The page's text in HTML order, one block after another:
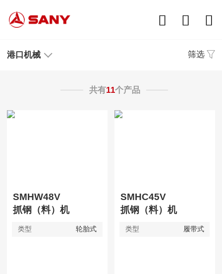
港口机械 筛选
共有11个产品
SMHW48V
抓钢（料）机
类型 轮胎式
SMHC45V
抓钢（料）机
类型 履带式